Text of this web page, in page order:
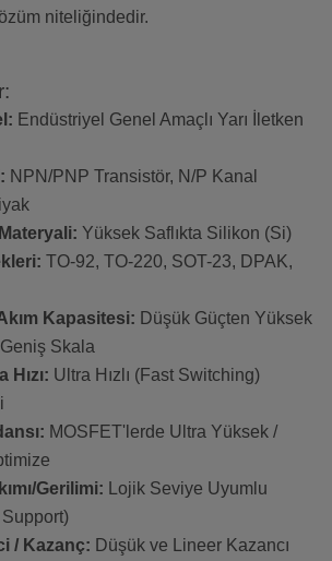
niteliğindedir.
Endüstriyel Genel Amaçlı Yarı İletken
NPN/PNP Transistör, N/P Kanal
Yüksek Saflıkta Silikon (Si)
TO-92, TO-220, SOT-23, DPAK,
Kapasitesi: Düşük Güçten Yüksek
Skala
Hızı: Ultra Hızlı (Fast Switching)
MOSFET'lerde Ultra Yüksek /
Gerilimi: Lojik Seviye Uyumlu
/ Kazanç: Düşük ve Lineer Kazancı